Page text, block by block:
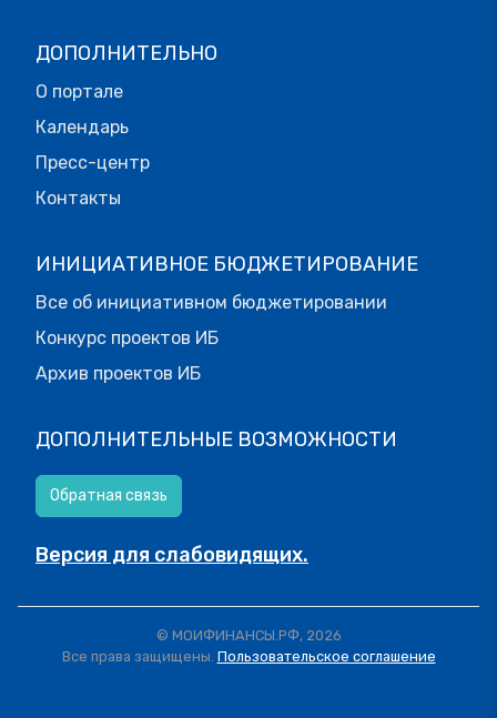
ДОПОЛНИТЕЛЬНО
О портале
Календарь
Пресс-центр
Контакты
ИНИЦИАТИВНОЕ БЮДЖЕТИРОВАНИЕ
Все об инициативном бюджетировании
Конкурс проектов ИБ
Архив проектов ИБ
ДОПОЛНИТЕЛЬНЫЕ ВОЗМОЖНОСТИ
Обратная связь
Версия для слабовидящих.
© МОИФИНАНСЫ.РФ, 2026
Все права защищены. Пользовательское соглашение